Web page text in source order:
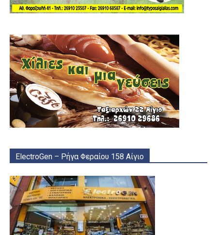
ElectroGen – Ρήγα Φεραίου 158 Αίγιο